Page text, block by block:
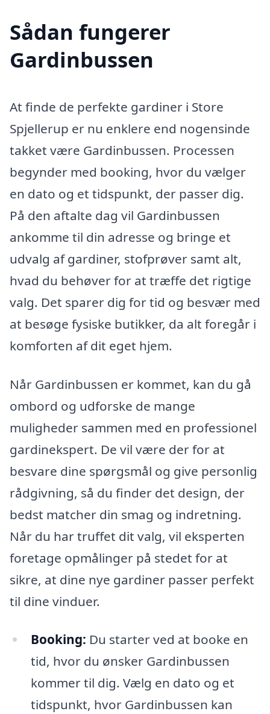
Sådan fungerer
Gardinbussen
At finde de perfekte gardiner i Store
Spjellerup er nu enklere end nogensinde
takket være Gardinbussen. Processen
begynder med booking, hvor du vælger
en dato og et tidspunkt, der passer dig.
På den aftalte dag vil Gardinbussen
ankomme til din adresse og bringe et
udvalg af gardiner, stofprøver samt alt,
hvad du behøver for at træffe det rigtige
valg. Det sparer dig for tid og besvær med
at besøge fysiske butikker, da alt foregår i
komforten af dit eget hjem.
Når Gardinbussen er kommet, kan du gå
ombord og udforske de mange
muligheder sammen med en professionel
gardinekspert. De vil være der for at
besvare dine spørgsmål og give personlig
rådgivning, så du finder det design, der
bedst matcher din smag og indretning.
Når du har truffet dit valg, vil eksperten
foretage opmålinger på stedet for at
sikre, at dine nye gardiner passer perfekt
til dine vinduer.
Booking: Du starter ved at booke en
tid, hvor du ønsker Gardinbussen
kommer til dig. Vælg en dato og et
tidspunkt, hvor Gardinbussen kan